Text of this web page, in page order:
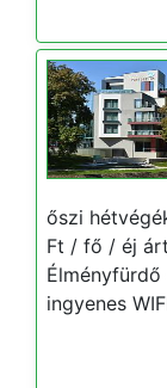
őszi
Ft / fő / éj
Élményfürdő
ingyenes